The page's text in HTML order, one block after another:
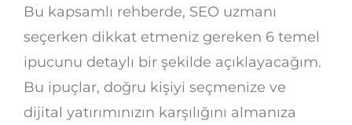
Bu kapsamlı rehberde, SEO uzmanı
seçerken dikkat etmeniz gereken 6 temel
ipucunu detaylı bir şekilde açıklayacağım.
Bu ipuçlar, doğru kişiyi seçmenize ve
dijital yatırımınızın karşılığını almanıza